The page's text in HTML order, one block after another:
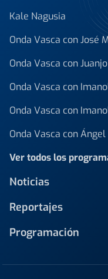
Kale Nagusia
Onda Vasca con José
Onda Vasca con
Onda Vasca con
Onda Vasca con
Onda Vasca con
Ver todos los
Noticias
Reportajes
Programación